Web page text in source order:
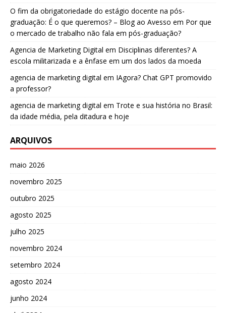
O fim da obrigatoriedade do estágio docente na pós-
graduação: É o que queremos? – Blog ao Avesso em Por que
o mercado de trabalho não fala em pós-graduação?
Agencia de Marketing Digital em Disciplinas diferentes? A
escola militarizada e a ênfase em um dos lados da moeda
agencia de marketing digital em IAgora? Chat GPT promovido
a professor?
agencia de marketing digital em Trote e sua história no Brasil:
da idade média, pela ditadura e hoje
ARQUIVOS
maio 2026
novembro 2025
outubro 2025
agosto 2025
julho 2025
novembro 2024
setembro 2024
agosto 2024
junho 2024